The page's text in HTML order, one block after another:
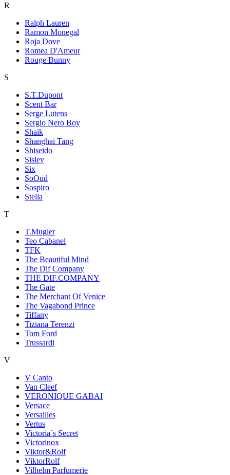
R
Ralph Lauren
Ramon Monegal
Roja Dove
Romea D'Ameur
Rouge Bunny
S
S.T.Dupont
Scent Bar
Serge Lutens
Sergio Nero Boy
Shaik
Shanghai Tang
Shiseido
Sisley
Six
SoOud
Sospiro
Stella
T
T.Mugler
Teo Cabanel
TFK
The Beautiful Mind
The Dif Company
THE DIF.COMPANY
The Gate
The Merchant Of Venice
The Vagabond Prince
Tiffany
Tiziana Terenzi
Tom Ford
Trussardi
V
V Canto
Van Cleef
VERONIQUE GABAI
Versace
Versailles
Vertus
Victoria`s Secret
Victorinox
Viktor&Rolf
ViktorRolf
Vilhelm Parfumerie